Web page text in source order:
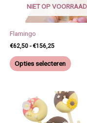
NIET OP VOORRAAD
Flamingo
€62,50 - €156,25
Opties selecteren
Deze
optie
op